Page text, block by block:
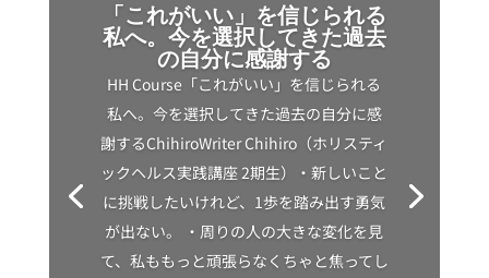
「これがいい」を信じられる
私へ。今を選択してきた過去
の自分に感謝する
HH Course「これがいい」を信じられる
私へ。今を選択してきた過去の自分に感
謝するChihiroWriter Chihiro（ホリスティ
ックヘルス実践講座 2期生）・新しいこと
に挑戦したいけれど、1歩を踏み出す勇気
が出ない。 ・周りの人の大きな変化を見
て、私ももっと頑張らなくちゃと焦ってし